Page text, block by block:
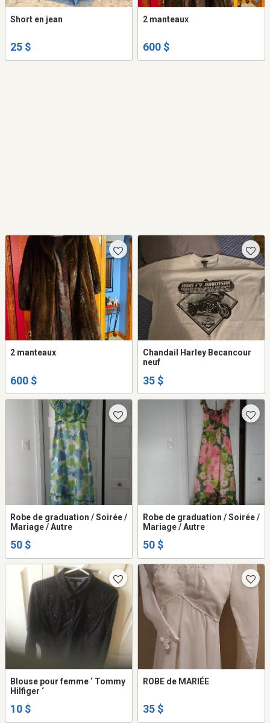
Short en jean
25 $
2 manteaux
600 $
2 manteaux
600 $
Chandail Harley Becancour
neuf
35 $
Robe de graduation / Soirée /
Mariage / Autre
50 $
Robe de graduation / Soirée /
Mariage / Autre
50 $
Blouse pour femme ‘ Tommy
Hilfiger ‘
10 $
ROBE de MARIÉE
35 $